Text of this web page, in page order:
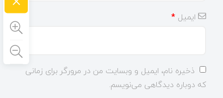
ایمیل *
ذخیره نام، ایمیل و وبسایت من در مرورگر برای زمانی
که دوباره دیدگاهی می‌نویسم.